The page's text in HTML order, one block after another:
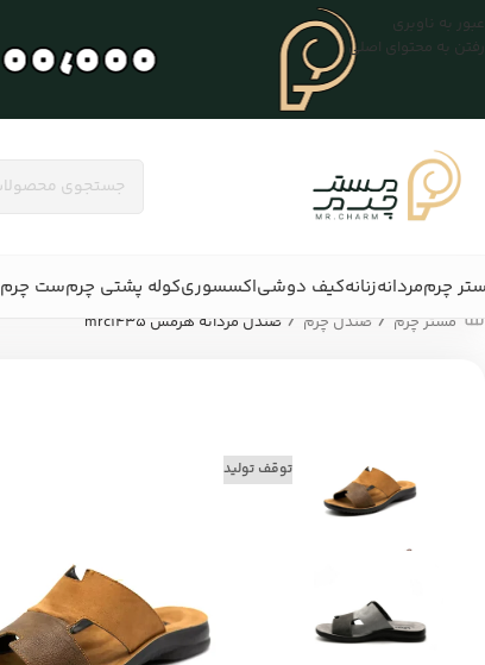
عبور به ناوبری
رفتن به محتوای اصلی
چرممردانهزنانهکیف دوشیاکسسوریکوله پشتی چرمست چرم
مستر چرم / صندل چرم / صندل مردانه هرمس mrc1435
توقف تولید